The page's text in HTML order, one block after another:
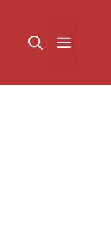
القائمة